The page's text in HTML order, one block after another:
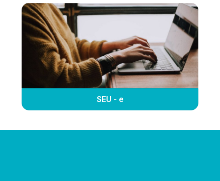
SEU - e